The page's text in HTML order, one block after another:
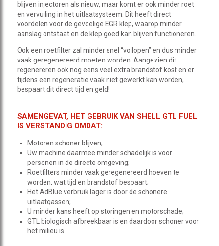
blijven injectoren als nieuw, maar komt er ook minder roet
en vervuiling in het uitlaatsysteem. Dit heeft direct
voordelen voor de gevoelige EGR klep, waarop minder
aanslag ontstaat en de klep goed kan blijven functioneren.
Ook een roetfilter zal minder snel “vollopen” en dus minder
vaak geregenereerd moeten worden. Aangezien dit
regenereren ook nog eens veel extra brandstof kost en er
tijdens een regeneratie vaak niet gewerkt kan worden,
bespaart dit direct tijd en geld!
SAMENGEVAT, HET GEBRUIK VAN SHELL GTL FUEL
IS VERSTANDIG OMDAT:
Motoren schoner blijven;
Uw machine daarmee minder schadelijk is voor
personen in de directe omgeving;
Roetfilters minder vaak geregenereerd hoeven te
worden, wat tijd en brandstof bespaart;
Het AdBlue verbruik lager is door de schonere
uitlaatgassen;
U minder kans heeft op storingen en motorschade;
GTL biologisch afbreekbaar is en daardoor schoner voor
het milieu is.